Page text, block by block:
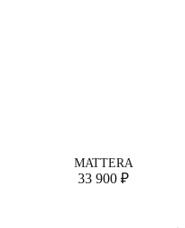
MATTERA
33 900 ₽